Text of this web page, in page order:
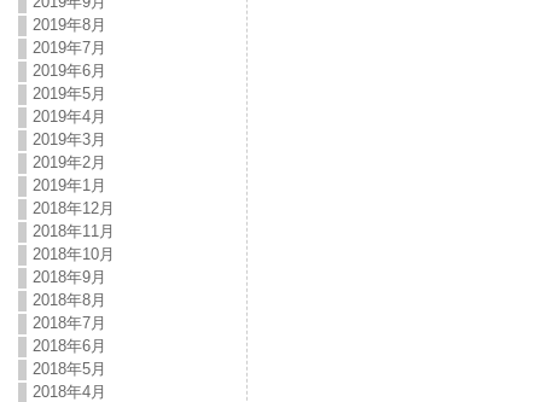
2019年8月
2019年7月
2019年6月
2019年5月
2019年4月
2019年3月
2019年2月
2019年1月
2018年12月
2018年11月
2018年10月
2018年9月
2018年8月
2018年7月
2018年6月
2018年5月
2018年4月